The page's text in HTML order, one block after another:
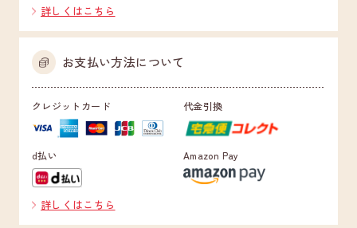
詳しくはこちら
お支払い方法について
クレジットカード 代金引換
d払い Amazon Pay
詳しくはこちら